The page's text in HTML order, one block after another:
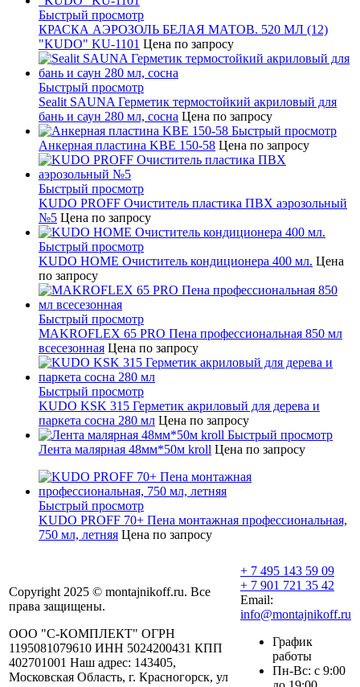
Быстрый просмотр
КРАСКА АЭРОЗОЛЬ БЕЛАЯ МАТОВ. 520 МЛ (12)
"KUDO" KU-1101 Цена по запросу
Быстрый просмотр
Sealit SAUNA Герметик термостойкий акриловый для
бань и саун 280 мл, сосна Цена по запросу
Быстрый просмотр
Анкерная пластина KBE 150-58 Цена по запросу
Быстрый просмотр
KUDO PROFF Очиститель пластика ПВХ аэрозольный
№5 Цена по запросу
Быстрый просмотр
KUDO HOME Очиститель кондиционера 400 мл. Цена
по запросу
Быстрый просмотр
MAKROFLEX 65 PRO Пена профессиональная 850 мл
всесезонная Цена по запросу
Быстрый просмотр
KUDO KSK 315 Герметик акриловый для дерева и
паркета сосна 280 мл Цена по запросу
Быстрый просмотр
Лента малярная 48мм*50м kroll Цена по запросу
Быстрый просмотр
KUDO PROFF 70+ Пена монтажная профессиональная,
750 мл, летняя Цена по запросу
Copyright 2025 © montajnikoff.ru. Все
права защищены.
ООО "С-КОМПЛЕКТ" ОГРН
1195081079610 ИНН 5024200431 КПП
402701001 Наш адрес: 143405,
Московская Область, г. Красногорск, ул
+ 7 495 143 59 09
+ 7 901 721 35 42
Email:
info@montajnikoff.ru
График
работы
Пн-Вс: с 9:00